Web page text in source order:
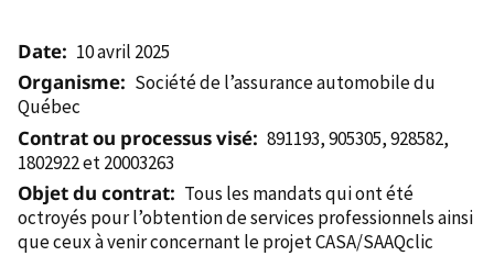
Accueil
Date: 10 avril 2025
Organisme: Société de l’assurance automobile du
Québec
Contrat ou processus visé: 891193, 905305, 928582,
1802922 et 20003263
Objet du contrat: Tous les mandats qui ont été
octroyés pour l’obtention de services professionnels ainsi
que ceux à venir concernant le projet CASA/SAAQclic